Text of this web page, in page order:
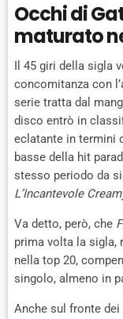
Occhi di
maturato
Il 45 giri della sigla
concomitanza con
serie tratta dal
disco entrò in
eclatante in termini
basse della hit
stesso periodo da
L’Incantevole
Va detto, però, che
prima volta la sigla,
nella top 20,
singolo, almeno in
Anche sul fronte